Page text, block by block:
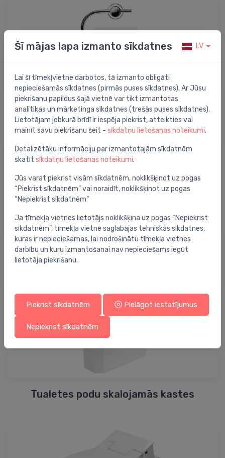
Tualetes papīra turētāji
Spoguļskapji
Tualetes podu skalojamās kastes
Šī mājas lapa izmanto sīkdatnes LV
Lai šī tīmekļvietne darbotos, tā izmanto obligāti
nepieciešamās sīkdatnes (pirmās puses sīkdatnes). Ar Jūsu
piekrišanu papildus šajā vietnē var tikt izmantotas
analītikas un mārketinga sīkdatnes (trešās puses sīkdatnes).
Lietotājam jebkurā brīdī ir iespēja piekrist, atteikties vai
mainīt savu piekrišanu šeit - sīkdatņu lietošanas noteikumi.
Detalizētāku informāciju par izmantotajām sīkdatnēm
skatīt sīkdatņu lietošanas noteikumi.
Jūs varat piekrist visām sīkdatnēm, noklikšķinot uz pogas
“Piekrist sīkdatnēm” vai noraidīt, noklikšķinot uz pogas
“Nepiekrist sīkdatnēm”
Ja tīmekļa vietnes lietotājs noklikšķina uz pogas “Nepiekrist
sīkdatnēm”, tīmekļa vietnē saglabājas tehniskās sīkdatnes,
kuras ir nepieciešamas, lai nodrošinātu tīmekļa vietnes
darbību un kuru izmantošanai nav nepieciešams iegūt
lietotāja piekrišanu.
Piekrist sīkdatnēm Pielāgot iestatījumus
Nepiekrist sīkdatnēm